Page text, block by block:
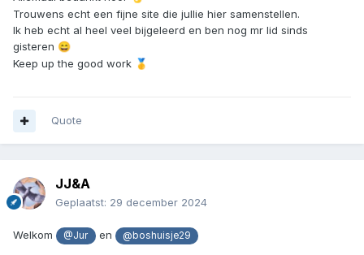
Trouwens echt een fijne site die jullie hier samenstellen.
Ik heb echt al heel veel bijgeleerd en ben nog mr lid sinds
gisteren 😄
Keep up the good work 🥇
Quote
JJ&A
Geplaatst: 29 december 2024
Welkom @Jur en @boshuisje29